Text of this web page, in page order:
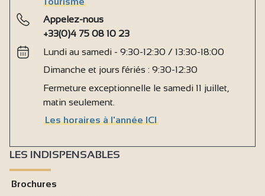
Appelez-nous
+33(0)4 75 08 10 23
Lundi au samedi - 9:30-12:30 / 13:30-18:00
Dimanche et jours fériés : 9:30-12:30
Fermeture exceptionnelle le samedi 11 juillet,
matin seulement.
Les horaires à l'année ICI
LES INDISPENSABLES
Brochures